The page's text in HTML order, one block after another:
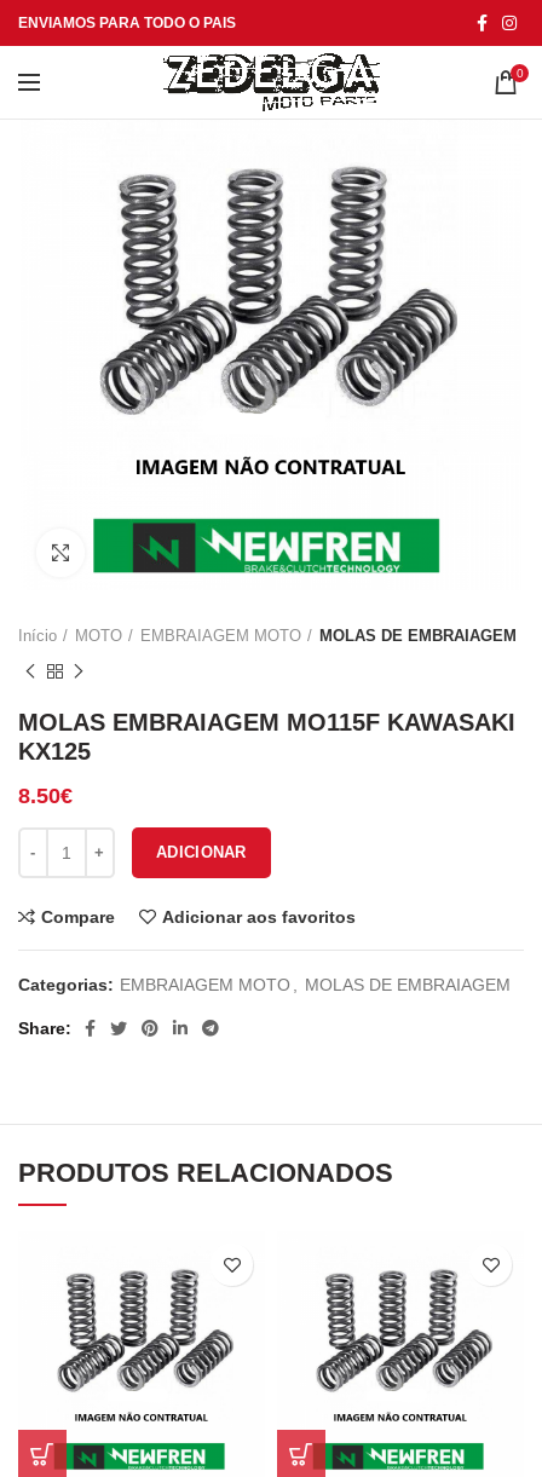
ENVIAMOS PARA TODO O PAIS
0
Click to enlarge
Início MOTO EMBRAIAGEM MOTO MOLAS DE EMBRAIAGEM
MOLAS EMBRAIAGEM MO115F KAWASAKI
KX125
8.50€
ADICIONAR
Compare Adicionar aos favoritos
Categorias: EMBRAIAGEM MOTO MOLAS DE EMBRAIAGEM
Share
PRODUTOS RELACIONADOS